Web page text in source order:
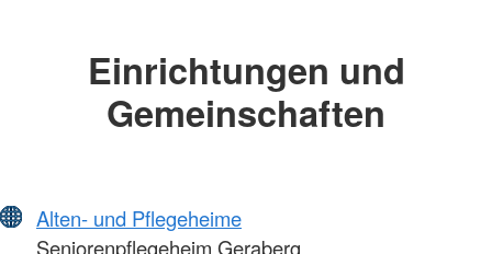
Einrichtungen und
Gemeinschaften
Alten- und Pflegeheime
Seniorenpflegeheim Geraberg